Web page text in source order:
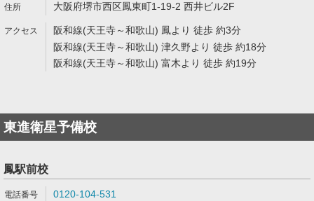
大阪府堺市西区鳳東町1-19-2 西井ビル2F
阪和線(天王寺～和歌山) 鳳より 徒歩 約3分
阪和線(天王寺～和歌山) 津久野より 徒歩 約18分
阪和線(天王寺～和歌山) 富木より 徒歩 約19分
東進衛星予備校
鳳駅前校
0120-104-531